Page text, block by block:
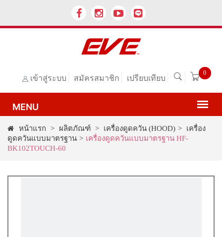
เข้าสู่ระบบ สมัครสมาชิก เปรียบเทียบ
0
หน้าแรก > ผลิตภัณฑ์ > เครื่องดูดควัน (HOOD) >
เครื่อง
ดูดควันแบบมาตรฐาน > เครื่องดูดควันแบบมาตรฐาน HF-
BK102TOUCH-60